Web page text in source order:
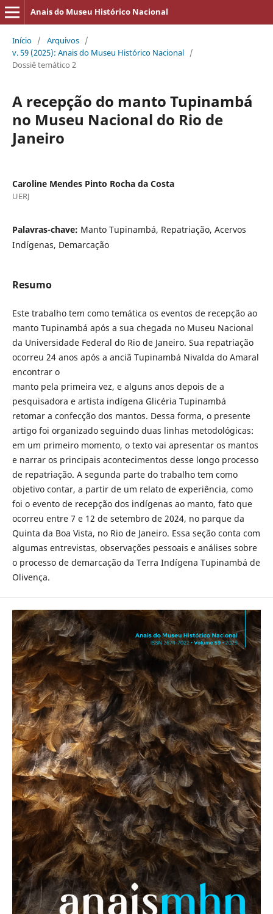
Anais do Museu Histórico Nacional
Início / Arquivos /
v. 59 (2025): Anais do Museu Histórico Nacional /
Dossiê temático 2
A recepção do manto Tupinambá
no Museu Nacional do Rio de
Janeiro
Caroline Mendes Pinto Rocha da Costa
UERJ
Palavras-chave: Manto Tupinambá, Repatriação, Acervos
Indígenas, Demarcação
Resumo
Este trabalho tem como temática os eventos de recepção ao
manto Tupinambá após a sua chegada no Museu Nacional
da Universidade Federal do Rio de Janeiro. Sua repatriação
ocorreu 24 anos após a anciã Tupinambá Nivalda do Amaral
encontrar o
manto pela primeira vez, e alguns anos depois de a
pesquisadora e artista indígena Glicéria Tupinambá
retomar a confecção dos mantos. Dessa forma, o presente
artigo foi organizado seguindo duas linhas metodológicas:
em um primeiro momento, o texto vai apresentar os mantos
e narrar os principais acontecimentos desse longo processo
de repatriação. A segunda parte do trabalho tem como
objetivo contar, a partir de um relato de experiência, como
foi o evento de recepção dos indígenas ao manto, fato que
ocorreu entre 7 e 12 de setembro de 2024, no parque da
Quinta da Boa Vista, no Rio de Janeiro. Essa seção conta com
algumas entrevistas, observações pessoais e análises sobre
o processo de demarcação da Terra Indígena Tupinambá de
Olivença.